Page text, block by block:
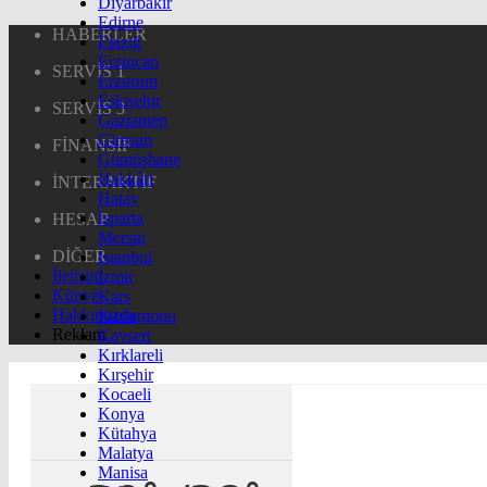
HABERLER
SERVİS 1
SERVİS 3
FİNANSİF
İNTERAKTİF
HESAP
DİĞER
İletişim
Künye
Hakkımızda
Reklam
Edirne
Elazığ
Erzincan
Erzurum
Eskişehir
Gaziantep
Giresun
Gümüşhane
Hakkâri
Hatay
Isparta
Mersin
İstanbul
İzmir
Kars
Kastamonu
Kayseri
Kırklareli
Kırşehir
Kocaeli
Konya
Kütahya
Malatya
Manisa